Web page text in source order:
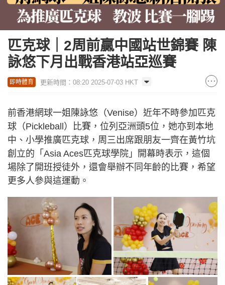
匹克球｜2周前贏中國站世錦賽 陳
詠悠下月出戰香港站亞巡賽
即時體育 更新時間：08:20 2025-07-03 HKT
前香港網球一姐陳詠悠（Venise）近年不時參加匹克
球（Pickleball）比賽，位列亞洲頭5位，她亦到本地
中、小學推廣匹克球，周三出席跟朋友一齊在黃竹坑
創立的「Asia Aces匹克球學院」開幕時表示，這個
場除了開班授徒外，還會舉辦不同年齡的比賽，希望
更多人參與這運動。